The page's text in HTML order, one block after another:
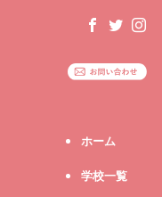
ホーム
学校一覧